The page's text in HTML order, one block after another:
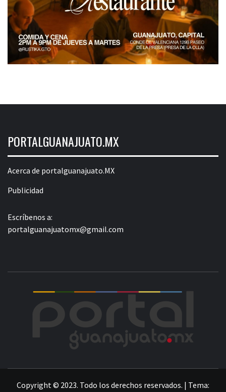
PORTALGUANAJUATO.MX
Acerca de portalguanajuato.MX
Publicidad
Escríbenos a:
portalguanajuatomx@gmail.com
Copyright © 2023. Todo los derechos reservados. | Tema: